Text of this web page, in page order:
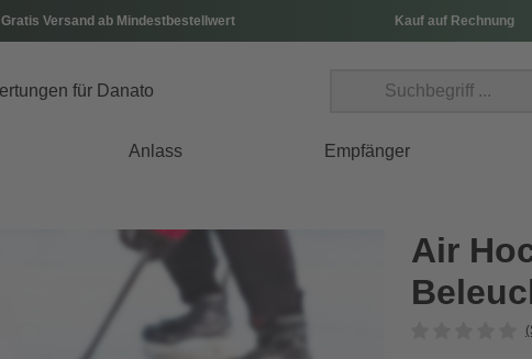
Gratis Versand ab Mindestbestellwert Kauf auf Rechnung
Anlass Empfänger
Air